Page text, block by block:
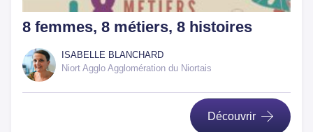
8 femmes, 8 métiers, 8 histoires
ISABELLE BLANCHARD
Niort Agglo Agglomération du Niortais
Découvrir